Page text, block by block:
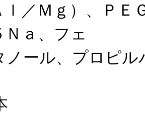
ｌ／Ｍｇ）、ＰＥ
Ｎａ、フェ
ノール、プロピ